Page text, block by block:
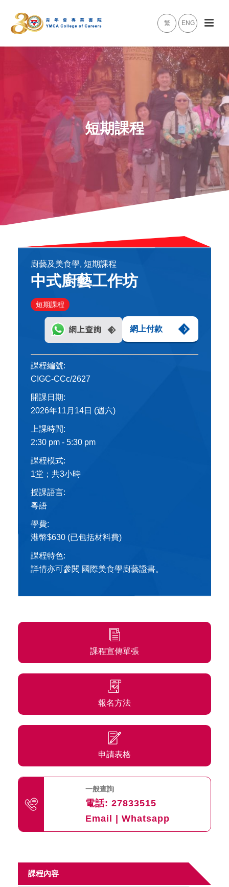
繁 ENG
短期課程
廚藝及美食學, 短期課程
中式廚藝工作坊
短期課程
網上付款
課程編號:
CIGC-CCc/2627
開課日期:
2026年11月14日 (週六)
上課時間:
2:30 pm - 5:30 pm
課程模式:
1堂；共3小時
授課語言:
粵語
學費:
港幣$630 (已包括材料費)
課程特色:
詳情亦可參閱 國際美食學廚藝證書。
課程宣傳單張
報名方法
申請表格
一般查詢
電話: 27833515
Email
Whatsapp
課程內容